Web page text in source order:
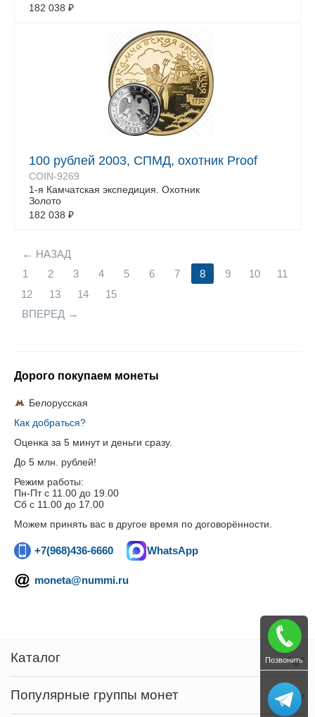
182 038 ₽
100 рублей 2003, СПМД, охотник Proof
COIN-9269
1-я Камчатская экспедиция. Охотник
Золото
182 038 ₽
НАЗАД
1
2 3 4 5 6 7 8 9 10
11
12
13 14
15
ВПЕРЕД
Дорого покупаем монеты
Белорусская
Как добраться?
Оценка за 5 минут и деньги сразу.
До 5 млн. рублей!
Режим работы:
Пн-Пт c 11.00 до 19.00
Сб с 11.00 до 17.00
Можем принять вас в другое время по договорённости.
+7(968)436-6660 WhatsApp
moneta@nummi.ru
Каталог
Популярные группы монет
Позвонить